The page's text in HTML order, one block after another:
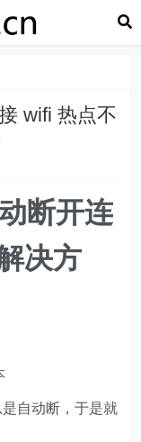
wifi 热点不
断开连
决方
自动断，于是就